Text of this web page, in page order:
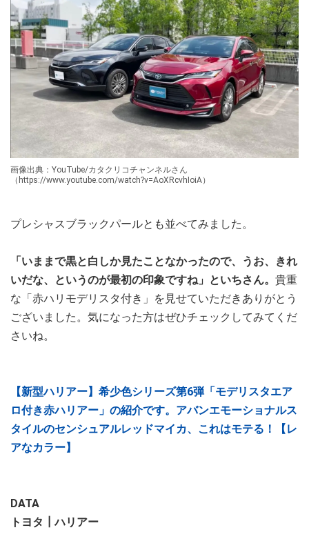
画像出典：YouTube/カタクリコチャンネルさん
（https://www.youtube.com/watch?v=AoXRcvhIoiA）
プレシャスブラックパールとも並べてみました。
「いままで黒と白しか見たことなかったので、うお、きれ
いだな、というのが最初の印象ですね」といちさん。 貴重
な「赤ハリモデリスタ付き」を見せていただきありがとう
ございました。気になった方はぜひチェックしてみてくだ
さいね。
【新型ハリアー】希少色シリーズ第6弾「モデリスタエア
ロ付き赤ハリアー」の紹介です。アバンエモーショナルス
タイルのセンシュアルレッドマイカ、これはモテる！【レ
アなカラー】
DATA
トヨタ┃ハリアー